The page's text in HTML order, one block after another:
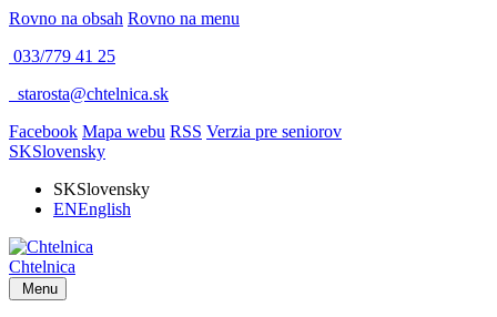
Rovno na obsah Rovno na menu
033/779 41 25
starosta@chtelnica.sk
Facebook Mapa webu RSS Verzia pre seniorov
SKSlovensky
SKSlovensky
ENEnglish
Chtelnica
Menu